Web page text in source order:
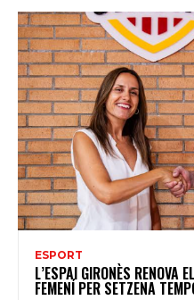
ESPORT
L’ESPAI GIRONÈS RENOVA
FEMENÍ PER SETZENA